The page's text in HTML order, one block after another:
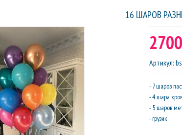
16 ШАРОВ
Артикул:
- 7 шаров
- 4 шара
- 5 шаров
- грузик